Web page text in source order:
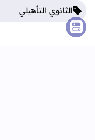
الثانوي التأهيلي